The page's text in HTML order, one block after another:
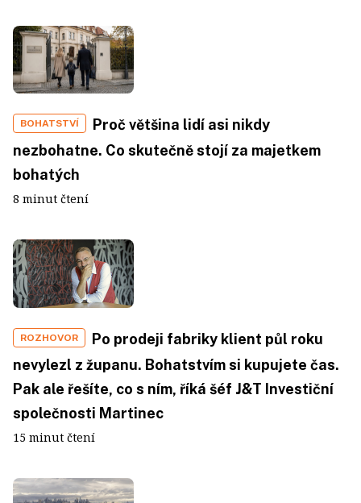
BOHATSTVÍ
Proč většina lidí asi nikdy
nezbohatne. Co skutečně stojí za majetkem
bohatých
8 minut čtení
ROZHOVOR
Po prodeji fabriky klient půl roku
nevylezl z županu. Bohatstvím si kupujete čas.
Pak ale řešíte, co s ním, říká šéf J&T Investiční
společnosti Martinec
15 minut čtení